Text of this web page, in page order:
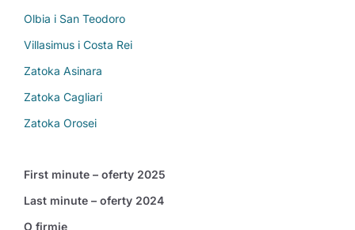
Olbia i San Teodoro
Villasimus i Costa Rei
Zatoka Asinara
Zatoka Cagliari
Zatoka Orosei
First minute – oferty 2025
Last minute – oferty 2024
O firmie